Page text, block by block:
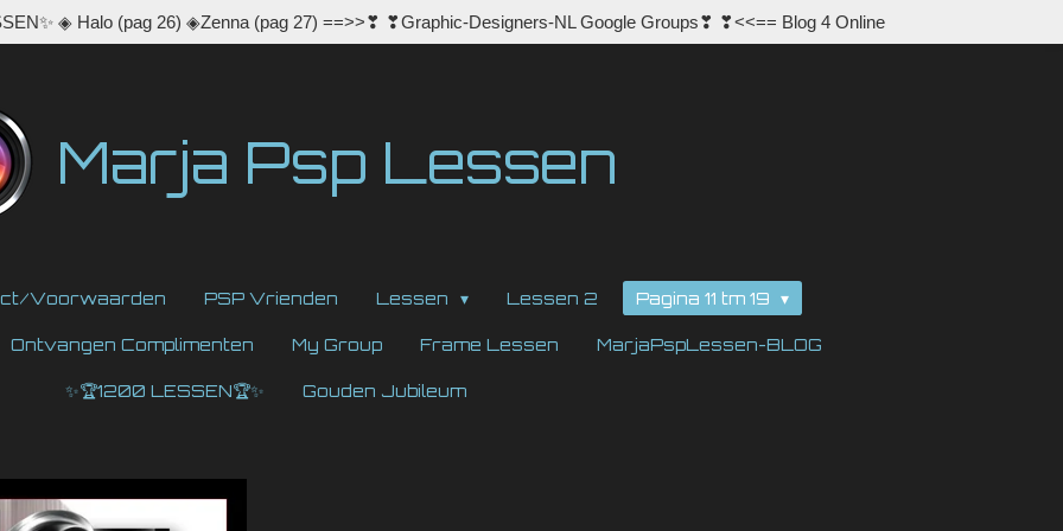
◈ Halo (pag 26) ◈Zenna (pag 27) ==>>❣ ❣Graphic-Designers-NL Google Groups❣ ❣<<== Blog 4 Online
Marja Psp Lessen
Voorwaarden PSP Vrienden Lessen Lessen 2 Pagina 11 tm 19
Ontvangen Complimenten My Group Frame Lessen MarjaPspLessen-BLOG
✨🏆1200 LESSEN🏆✨ Gouden Jubileum